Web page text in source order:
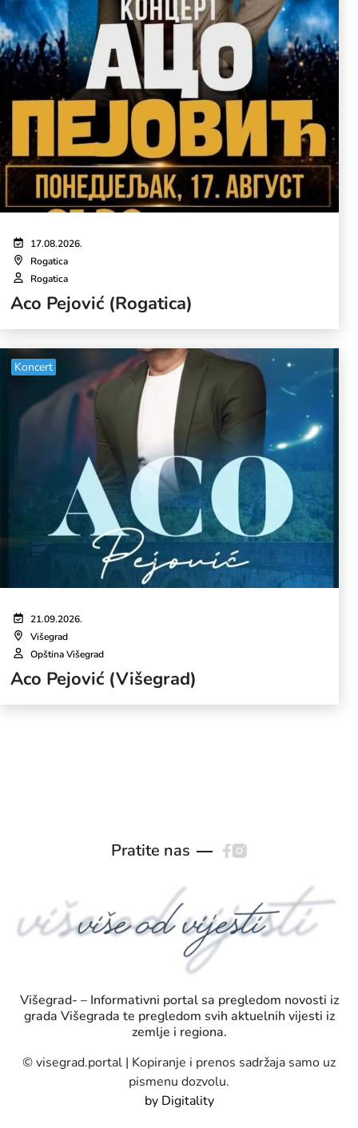
17.08.2026.
Rogatica
Rogatica
Aco Pejović (Rogatica)
Koncert
21.09.2026.
Višegrad
Opština Višegrad
Aco Pejović (Višegrad)
Pratite nas
Višegrad- – Informativni portal sa pregledom novosti iz
grada Višegrada te pregledom svih aktuelnih vijesti iz
zemlje i regiona.
© visegrad.portal | Kopiranje i prenos sadržaja samo uz
pismenu dozvolu.
by Digitality